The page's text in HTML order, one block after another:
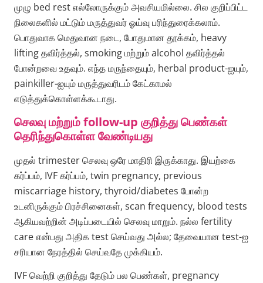
முழு bed rest எல்லோருக்கும் அவசியமில்லை. சில குறிப்பிட்ட
நிலைகளில் மட்டும் மருத்துவர் ஓய்வு பரிந்துரைக்கலாம்.
பொதுவாக மெதுவான நடை, போதுமான தூக்கம், heavy
lifting தவிர்த்தல், smoking மற்றும் alcohol தவிர்த்தல்
போன்றவை உதவும். எந்த மருந்தையும், herbal product-ஐயும்,
painkiller-ஐயும் மருத்துவரிடம் கேட்காமல்
எடுத்துக்கொள்ளக்கூடாது.
செலவு மற்றும் follow-up குறித்து பெண்கள்
தெரிந்துகொள்ள வேண்டியது
முதல் trimester செலவு ஒரே மாதிரி இருக்காது. இயற்கை
கர்ப்பம், IVF கர்ப்பம், twin pregnancy, previous
miscarriage history, thyroid/diabetes போன்ற
உடனிருக்கும் பிரச்சினைகள், scan frequency, blood tests
ஆகியவற்றின் அடிப்படையில் செலவு மாறும். நல்ல fertility
care என்பது அதிக test செய்வது அல்ல; தேவையான test-ஐ
சரியான நேரத்தில் செய்வதே முக்கியம்.
IVF வெற்றி குறித்து தேடும் பல பெண்கள், pregnancy